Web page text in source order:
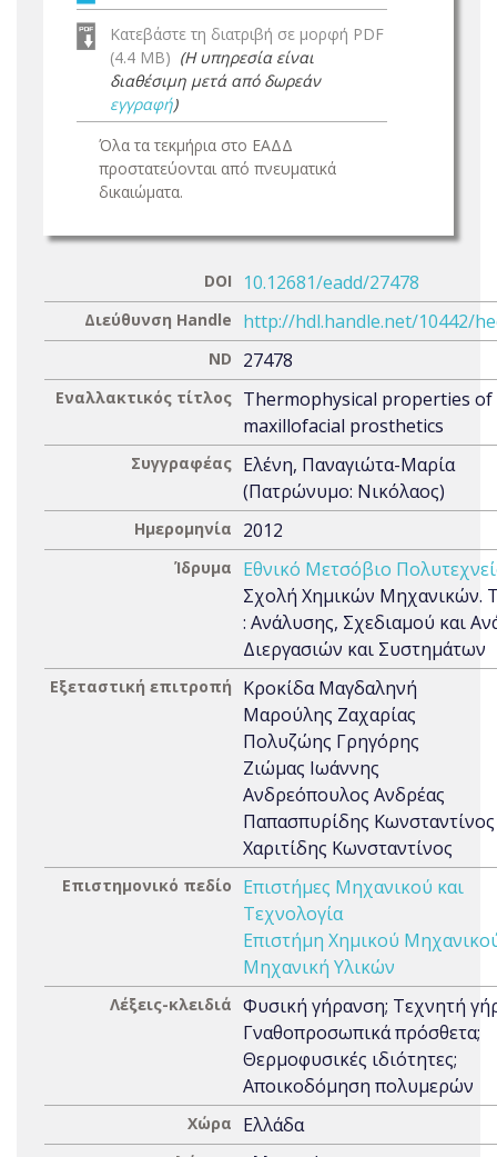
Κατεβάστε τη διατριβή σε μορφή PDF
(4.4 MB) (Η υπηρεσία είναι
διαθέσιμη μετά από δωρεάν
εγγραφή)
Όλα τα τεκμήρια στο ΕΑΔΔ
προστατεύονται από πνευματικά
δικαιώματα.
DOI 10.12681/eadd/27478
Διεύθυνση Handle http://hdl.handle.net/10442/
ND 27478
Εναλλακτικός τίτλος Thermophysical properties
maxillofacial prosthetics
Συγγραφέας Ελένη, Παναγιώτα-Μαρία
(Πατρώνυμο: Νικόλαος)
Ημερομηνία 2012
Ίδρυμα
Εθνικό Μετσόβιο
Σχολή Χημικών Μηχανικών.
: Ανάλυσης, Σχεδιαμού και
Διεργασιών και Συστημάτων
Εξεταστική επιτροπή
Κροκίδα Μαγδαληνή
Μαρούλης Ζαχαρίας
Πολυζώης Γρηγόρης
Ζιώμας Ιωάννης
Ανδρεόπουλος Ανδρέας
Παπασπυρίδης Κωνσταντίνος
Χαριτίδης Κωνσταντίνος
Επιστημονικό πεδίο
Επιστήμες Μηχανικού και
Τεχνολογία
Επιστήμη Χημικού
Μηχανική Υλικών
Λέξεις-κλειδιά Φυσική γήρανση; Τεχνητή
Γναθοπροσωπικά πρόσθετα;
Θερμοφυσικές ιδιότητες;
Αποικοδόμηση πολυμερών
Χώρα Ελλάδα